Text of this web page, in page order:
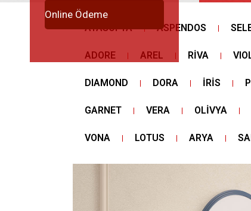
Online Ödeme
AYASOFYA ASPENDOS
ADORE AREL RİVA
DIAMOND DORA İRİS
GARNET VERA OLİVYA
VONA LOTUS ARYA